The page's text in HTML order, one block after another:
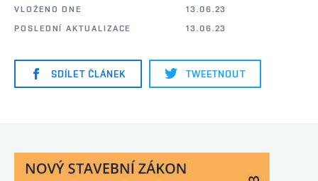
VLOŽENO DNE
13.06.23
POSLEDNÍ AKTUALIZACE
13.06.23
SDÍLET ČLÁNEK TWEETNOUT